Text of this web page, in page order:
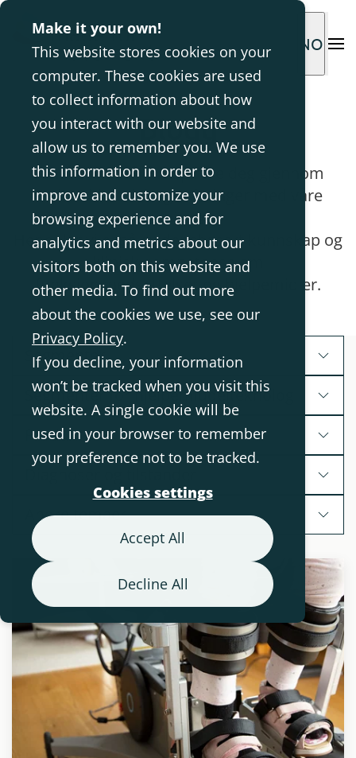
Make it your own!
This website stores cookies on your
computer. These cookies are used
to collect information about how
you interact with our website and
allow us to remember you. We use
this information in order to
improve and customize your
browsing experience and for
analytics and metrics about our
visitors both on this website and
other media. To find out more
about the cookies we use, see our
Privacy Policy.
If you decline, your information
won’t be tracked when you visit this
website. A single cookie will be
used in your browser to remember
your preference not to be tracked.
Cookies settings
Accept All
Decline All
NO
Blogg
Vi har som mål å inspirere deg gjennom
andres historier og erfaringer med våre
løsninger.
Her deler vi også evidensbasert kunnskap og
klinisk kompetanse om
funksjonsnedsettelser og hjelpemidler.
Segmenter
Segmenter for hjelpemiddelteknologi
Produkter
Andre temaer